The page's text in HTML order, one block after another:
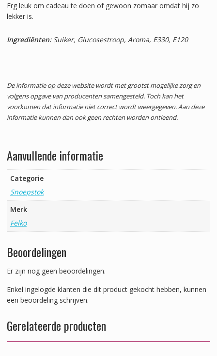
Erg leuk om cadeau te doen of gewoon zomaar omdat hij zo
lekker is.
Ingrediënten:Suiker, Glucosestroop, Aroma, E330, E120
De informatie op deze website wordt met grootst mogelijke zorg en
volgens opgave van producenten samengesteld. Toch kan het
voorkomen dat informatie niet correct wordt weergegeven. Aan deze
informatie kunnen dan ook geen rechten worden ontleend.
Aanvullende informatie
Categorie
Snoepstok
Merk
Felko
Beoordelingen
Er zijn nog geen beoordelingen.
Enkel ingelogde klanten die dit product gekocht hebben, kunnen
een beoordeling schrijven.
Gerelateerde producten